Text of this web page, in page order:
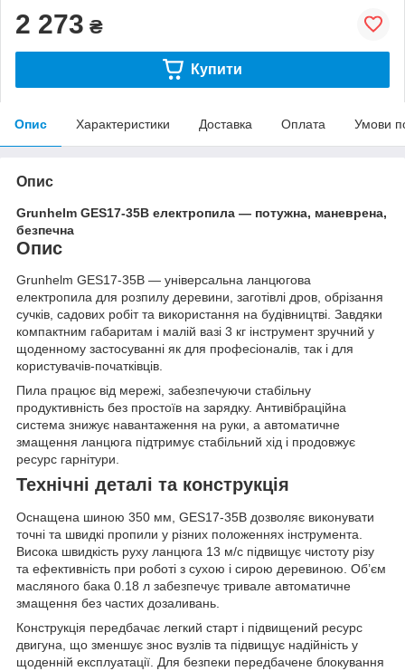
2 273 ₴
Купити
Опис Характеристики Доставка Оплата Умови
Опис
Grunhelm GES17-35B електропила — потужна, маневрена,
безпечна
Опис
Grunhelm GES17-35B — універсальна ланцюгова
електропила для розпилу деревини, заготівлі дров, обрізання
сучків, садових робіт та використання на будівництві. Завдяки
компактним габаритам і малій вазі 3 кг інструмент зручний у
щоденному застосуванні як для професіоналів, так і для
користувачів-початківців.
Пила працює від мережі, забезпечуючи стабільну
продуктивність без простоїв на зарядку. Антивібраційна
система знижує навантаження на руки, а автоматичне
змащення ланцюга підтримує стабільний хід і продовжує
ресурс гарнітури.
Технічні деталі та конструкція
Оснащена шиною 350 мм, GES17-35B дозволяє виконувати
точні та швидкі пропили у різних положеннях інструмента.
Висока швидкість руху ланцюга 13 м/с підвищує чистоту різу
та ефективність при роботі з сухою і сирою деревиною. Об’єм
масляного бака 0.18 л забезпечує тривале автоматичне
змащення без частих дозаливань.
Конструкція передбачає легкий старт і підвищений ресурс
двигуна, що зменшує знос вузлів та підвищує надійність у
щоденній експлуатації. Для безпеки передбачене блокування